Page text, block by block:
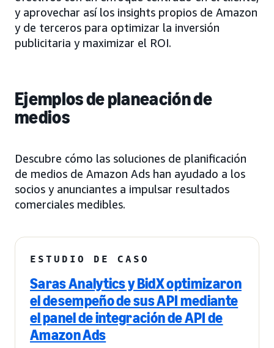
y aprovechar así los insights propios de Amazon
y de terceros para optimizar la inversión
publicitaria y maximizar el ROI.
Ejemplos de planeación de
medios
Descubre cómo las soluciones de planificación
de medios de Amazon Ads han ayudado a los
socios y anunciantes a impulsar resultados
comerciales medibles.
ESTUDIO DE CASO
Saras Analytics y BidX optimizaron
el desempeño de sus API mediante
el panel de integración de API de
Amazon Ads